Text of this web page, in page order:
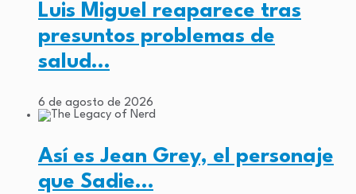
Luis Miguel reaparece tras
presuntos problemas de
salud…
6 de agosto de 2026
Así es Jean Grey, el personaje
que Sadie…